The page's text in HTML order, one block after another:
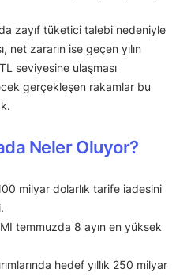
zayıf tüketici talebi nedeniyle
net zararın ise geçen yılın
seviyesine ulaşması
gerçekleşen rakamlar bu
Neler Oluyor?
milyar dolarlık tarife iadesini
temmuzda 8 ayın en yüksek
hedef yıllık 250 milyar